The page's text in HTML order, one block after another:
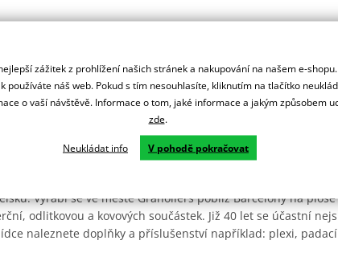
Vyrábí se ve městě Granollers poblíž Barcelony na ploše
odlitkovou a kovových součástek. Již 40 let se účastní
naleznete doplňky a příslušenství například: plexi,
zážitek z prohlížení našich stránek a nakupování na našem e-
používáte náš web. Pokud s tím nesouhlasíte, kliknutím na tlačítko
o vaší návštěvě. Informace o tom, jaké informace a jakým způsobem
zde.
Neukládat info V pohodě pokračovat